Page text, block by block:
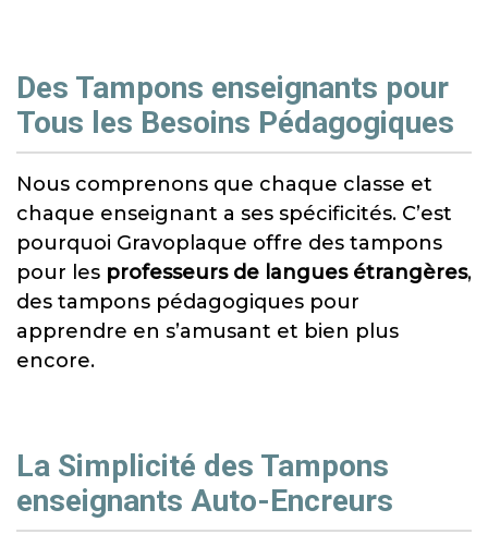
Des Tampons enseignants pour
Tous les Besoins Pédagogiques
Nous comprenons que chaque classe et
chaque enseignant a ses spécificités. C’est
pourquoi Gravoplaque offre des tampons
pour les professeurs de langues étrangères,
des tampons pédagogiques pour
apprendre en s’amusant et bien plus
encore.
La Simplicité des Tampons
enseignants Auto-Encreurs